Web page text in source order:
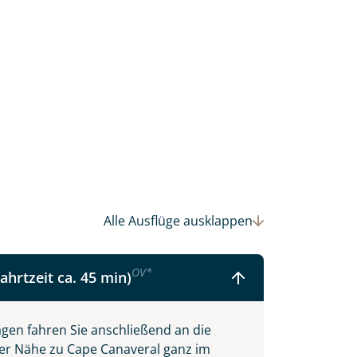
Alle Ausflügeausklappen
ca. 45 min)OV*
fahren Sie anschließend an die
Nähe zu Cape Canaveral ganz im
Wunschtermine für die Reise
gestalten wir Ihre